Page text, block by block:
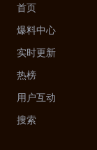
首页
爆料中心
实时更新
热榜
用户互动
搜索